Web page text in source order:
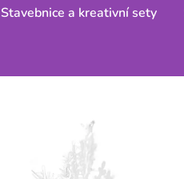
Stavebnice a kreativní sety